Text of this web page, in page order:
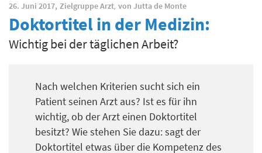
26. Juni 2017, Zielgruppe Arzt, von Jutta de Monte
Doktortitel in der Medizin:
Wichtig bei der täglichen Arbeit?
Nach welchen Kriterien sucht sich ein
Patient seinen Arzt aus? Ist es für ihn
wichtig, ob der Arzt einen Doktortitel
besitzt? Wie stehen Sie dazu: sagt der
Doktortitel etwas über die Kompetenz des